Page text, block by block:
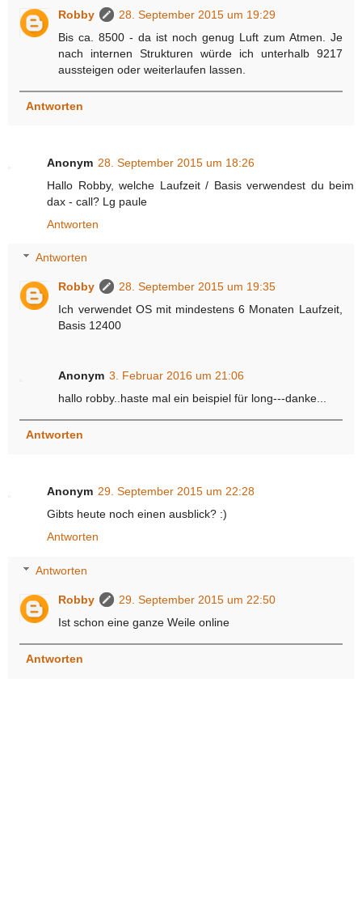
Robby
28. September 2015 um 19:29
Bis ca. 8500 - da ist noch genug Luft zum Atmen. Je
nach internen Strukturen würde ich unterhalb 9217
aussteigen oder weiterlaufen lassen.
Antworten
Anonym 28. September 2015 um 18:26
Hallo Robby, welche Laufzeit / Basis verwendest du beim
dax - call? Lg paule
Antworten
Antworten
Robby
28. September 2015 um 19:35
Ich verwendet OS mit mindestens 6 Monaten Laufzeit,
Basis 12400
Anonym 3. Februar 2016 um 21:06
hallo robby..haste mal ein beispiel für long---danke...
Antworten
Anonym 29. September 2015 um 22:28
Gibts heute noch einen ausblick? :)
Antworten
Antworten
Robby
29. September 2015 um 22:50
Ist schon eine ganze Weile online
Antworten